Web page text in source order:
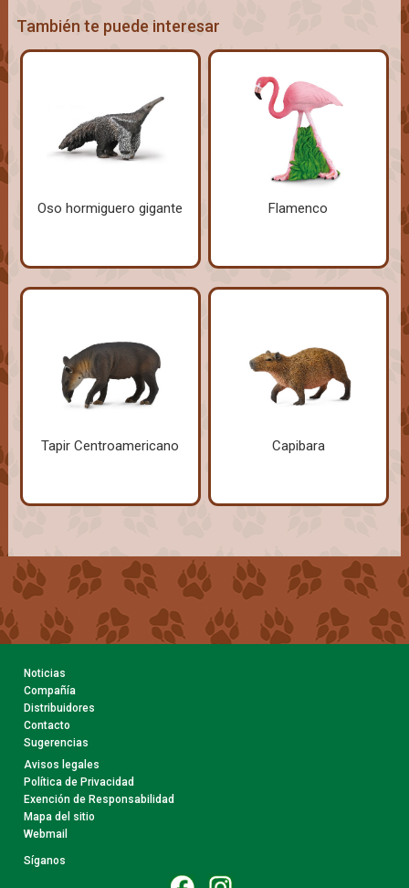
También te puede interesar
Oso hormiguero gigante Flamenco
Tapir Centroamericano Capibara
Noticias
Compañía
Distribuidores
Contacto
Sugerencias
Avisos legales
Política de Privacidad
Exención de Responsabilidad
Mapa del sitio
Webmail
Síganos